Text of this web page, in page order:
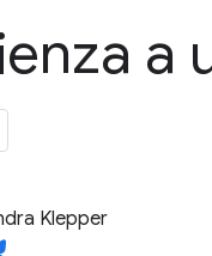
a
Klepper